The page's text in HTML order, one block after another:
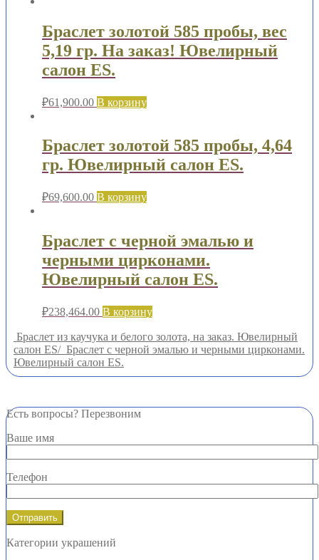
Браслет золотой 585 пробы, вес
5,19 гр. На заказ! Ювелирный
салон ES.
₽61,900.00 В корзину
Браслет золотой 585 пробы, 4,64
гр. Ювелирный салон ES.
₽69,600.00 В корзину
Браслет с черной эмалью и
черными цирконами.
Ювелирный салон ES.
₽238,464.00 В корзину
Браслет из каучука и белого золота, на заказ. Ювелирный
салон ES/ Браслет с черной эмалью и черными цирконами.
Ювелирный салон ES.
Есть вопросы? Перезвоним
Ваше имя
Телефон
Категории украшений